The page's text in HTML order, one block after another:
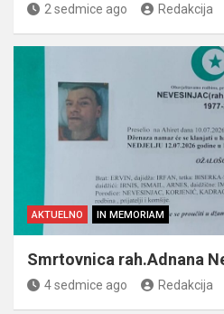
2 sedmice ago Redakcija
AKTUELNO IN MEMORIAM
Smrtovnica rah.Adnana
4 sedmice ago Redakcija